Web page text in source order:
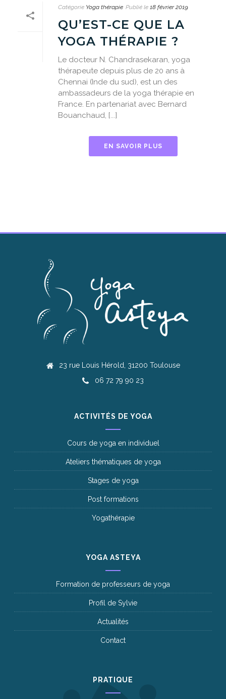
Catégorie Yoga thérapie Publié le 18 février 2019
QU’EST-CE QUE LA
YOGA THÉRAPIE ?
Le docteur N. Chandrasekaran, yoga
thérapeute depuis plus de 20 ans à
Chennai (Inde du sud), est un des
ambassadeurs de la yoga thérapie en
France. En partenariat avec Bernard
Bouanchaud, [...]
EN SAVOIR PLUS
23 rue Louis Hérold, 31200 Toulouse
06 72 79 90 23
ACTIVITÉS DE YOGA
Cours de yoga en individuel
Ateliers thématiques de yoga
Stages de yoga
Post formations
Yogathérapie
YOGA ASTEYA
Formation de professeurs de yoga
Profil de Sylvie
Actualités
Contact
PRATIQUE